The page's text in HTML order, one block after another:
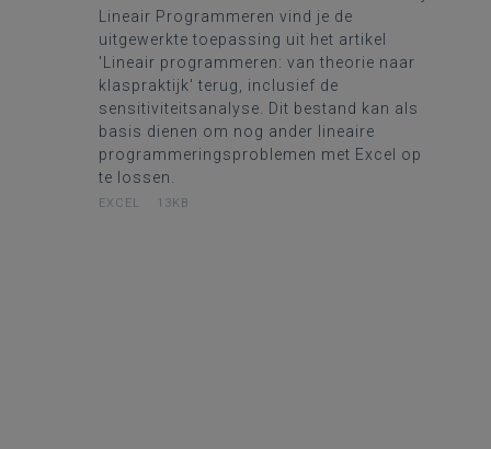
Lineair Programmeren vind je de
uitgewerkte toepassing uit het artikel
'Lineair programmeren: van theorie naar
klaspraktijk' terug, inclusief de
sensitiviteitsanalyse. Dit bestand kan als
basis dienen om nog ander lineaire
programmeringsproblemen met Excel op
te lossen.
EXCEL 13KB